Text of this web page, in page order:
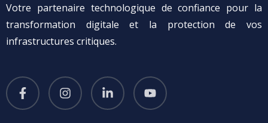
Votre partenaire technologique de confiance pour la
transformation digitale et la protection de vos
infrastructures critiques.